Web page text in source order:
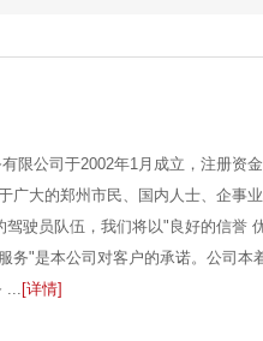
公司于2002年1月成立，注册资
广大的郑州市民、国内人士、企事
驶员队伍，我们将以"良好的信誉
务"是本公司对客户的承诺。公司本
[详情]